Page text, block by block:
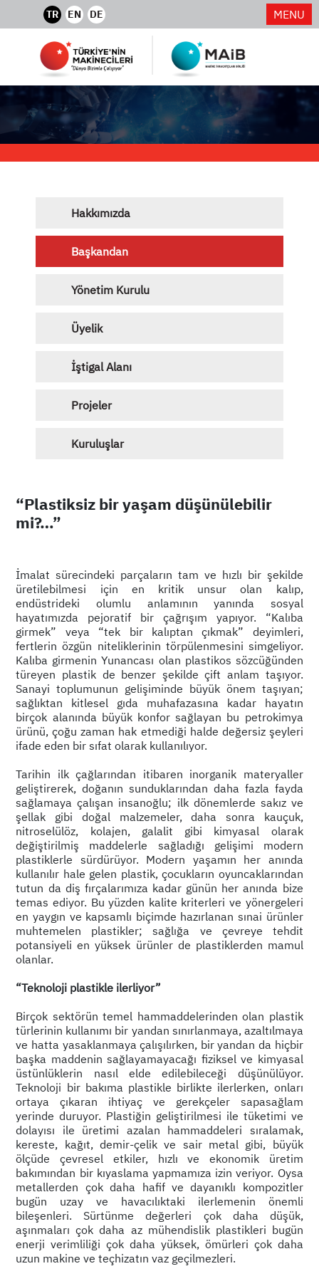
TR EN DE MENU
Hakkımızda
Başkandan
Yönetim Kurulu
Üyelik
İştigal Alanı
Projeler
Kuruluşlar
“Plastiksiz bir yaşam düşünülebilir
mi?…”
İmalat sürecindeki parçaların tam ve hızlı bir şekilde
üretilebilmesi için en kritik unsur olan kalıp,
endüstrideki olumlu anlamının yanında sosyal
hayatımızda pejoratif bir çağrışım yapıyor. “Kalıba
girmek” veya “tek bir kalıptan çıkmak” deyimleri,
fertlerin özgün niteliklerinin törpülenmesini simgeliyor.
Kalıba girmenin Yunancası olan plastikos sözcüğünden
türeyen plastik de benzer şekilde çift anlam taşıyor.
Sanayi toplumunun gelişiminde büyük önem taşıyan;
sağlıktan kitlesel gıda muhafazasına kadar hayatın
birçok alanında büyük konfor sağlayan bu petrokimya
ürünü, çoğu zaman hak etmediği halde değersiz şeyleri
ifade eden bir sıfat olarak kullanılıyor.
Tarihin ilk çağlarından itibaren inorganik materyaller
geliştirerek, doğanın sunduklarından daha fazla fayda
sağlamaya çalışan insanoğlu; ilk dönemlerde sakız ve
şellak gibi doğal malzemeler, daha sonra kauçuk,
nitroselülöz, kolajen, galalit gibi kimyasal olarak
değiştirilmiş maddelerle sağladığı gelişimi modern
plastiklerle sürdürüyor. Modern yaşamın her anında
kullanılır hale gelen plastik, çocukların oyuncaklarından
tutun da diş fırçalarımıza kadar günün her anında bize
temas ediyor. Bu yüzden kalite kriterleri ve yönergeleri
en yaygın ve kapsamlı biçimde hazırlanan sınai ürünler
muhtemelen plastikler; sağlığa ve çevreye tehdit
potansiyeli en yüksek ürünler de plastiklerden mamul
olanlar.
“Teknoloji plastikle ilerliyor”
Birçok sektörün temel hammaddelerinden olan plastik
türlerinin kullanımı bir yandan sınırlanmaya, azaltılmaya
ve hatta yasaklanmaya çalışılırken, bir yandan da hiçbir
başka maddenin sağlayamayacağı fiziksel ve kimyasal
üstünlüklerin nasıl elde edilebileceği düşünülüyor.
Teknoloji bir bakıma plastikle birlikte ilerlerken, onları
ortaya çıkaran ihtiyaç ve gerekçeler sapasağlam
yerinde duruyor. Plastiğin geliştirilmesi ile tüketimi ve
dolayısı ile üretimi azalan hammaddeleri sıralamak,
kereste, kağıt, demir-çelik ve sair metal gibi, büyük
ölçüde çevresel etkiler, hızlı ve ekonomik üretim
bakımından bir kıyaslama yapmamıza izin veriyor. Oysa
metallerden çok daha hafif ve dayanıklı kompozitler
bugün uzay ve havacılıktaki ilerlemenin önemli
bileşenleri. Sürtünme değerleri çok daha düşük,
aşınmaları çok daha az mühendislik plastikleri bugün
enerji verimliliği çok daha yüksek, ömürleri çok daha
uzun makine ve teçhizatın vaz geçilmezleri.